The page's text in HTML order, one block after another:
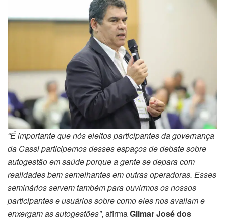
“É importante que nós eleitos participantes da governança
da Cassi participemos desses espaços de debate sobre
autogestão em saúde porque a gente se depara com
realidades bem semelhantes em outras operadoras. Esses
seminários servem também para ouvirmos os nossos
participantes e usuários sobre como eles nos avaliam e
enxergam as autogestões”, afirmaGilmar José dos